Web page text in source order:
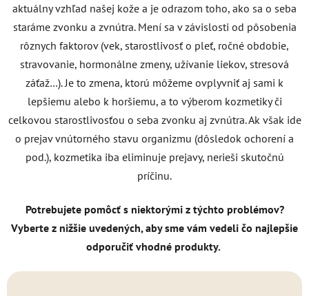
aktuálny vzhľad našej kože a je odrazom toho, ako sa o seba
staráme zvonku a zvnútra. Mení sa v závislosti od pôsobenia
rôznych faktorov (vek, starostlivosť o pleť, ročné obdobie,
stravovanie, hormonálne zmeny, užívanie liekov, stresová
záťaž…). Je to zmena, ktorú môžeme ovplyvniť aj sami k
lepšiemu alebo k horšiemu, a to výberom kozmetiky či
celkovou starostlivosťou o seba zvonku aj zvnútra. Ak však ide
o prejav vnútorného stavu organizmu (dôsledok ochorení a
pod.), kozmetika iba eliminuje prejavy, nerieši skutočnú
príčinu.
Potrebujete pomôcť s niektorými z týchto problémov?
Vyberte z nižšie uvedených, aby sme vám vedeli čo najlepšie
odporučiť vhodné produkty.